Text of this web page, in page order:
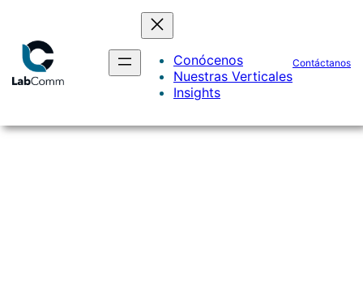
Saltar
Conócenos
Nuestras Verticales
Insights
Contáctanos